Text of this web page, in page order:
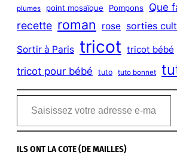
plumes point mosaïque Pompons Que
recette roman rose sorties
Sortir à Paris tricot tricot bébé
tricot pour bébé tuto tuto bonnet
Saisissez votre adresse e-mail…
ILS ONT LA COTE (DE MAILLES)